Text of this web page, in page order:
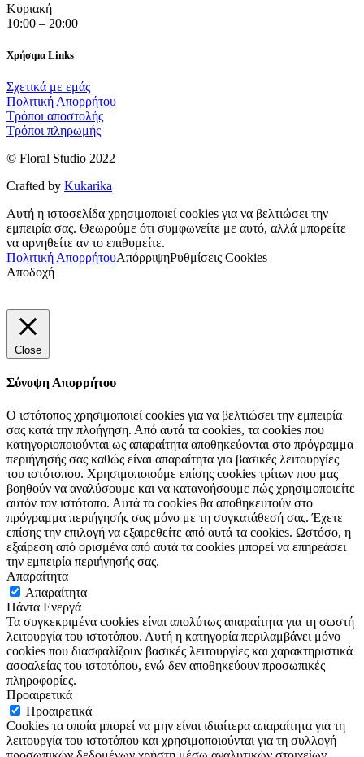
Κυριακή
10:00 – 20:00
Χρήσιμα Links
Σχετικά με εμάς
Πολιτική Απορρήτου
Τρόποι αποστολής
Τρόποι πληρωμής
© Floral Studio 2022
Crafted by Kukarika
Αυτή η ιστοσελίδα χρησιμοποιεί cookies για να βελτιώσει την
εμπειρία σας. Θεωρούμε ότι συμφωνείτε με αυτό, αλλά μπορείτε
να αρνηθείτε αν το επιθυμείτε.
Πολιτική ΑπορρήτουΑπόρριψηΡυθμίσεις Cookies
Αποδοχή
Close
Σύνοψη Απορρήτου
Ο ιστότοπος χρησιμοποιεί cookies για να βελτιώσει την εμπειρία
σας κατά την πλοήγηση. Από αυτά τα cookies, τα cookies που
κατηγοριοποιούνται ως απαραίτητα αποθηκεύονται στο πρόγραμμα
περιήγησής σας καθώς είναι απαραίτητα για βασικές λειτουργίες
του ιστότοπου. Χρησιμοποιούμε επίσης cookies τρίτων που μας
βοηθούν να αναλύσουμε και να κατανοήσουμε πώς χρησιμοποιείτε
αυτόν τον ιστότοπο. Αυτά τα cookies θα αποθηκευτούν στο
πρόγραμμα περιήγησής σας μόνο με τη συγκατάθεσή σας. Έχετε
επίσης την επιλογή να εξαιρεθείτε από αυτά τα cookies. Ωστόσο, η
εξαίρεση από ορισμένα από αυτά τα cookies μπορεί να επηρεάσει
την εμπειρία περιήγησής σας.
Απαραίτητα
Απαραίτητα
Πάντα Ενεργά
Τα συγκεκριμένα cookies είναι απολύτως απαραίτητα για τη σωστή
λειτουργία του ιστοτόπου. Αυτή η κατηγορία περιλαμβάνει μόνο
cookies που διασφαλίζουν βασικές λειτουργίες και χαρακτηριστικά
ασφαλείας του ιστοτόπου, ενώ δεν αποθηκεύουν προσωπικές
πληροφορίες.
Προαιρετικά
Προαιρετικά
Cookies τα οποία μπορεί να μην είναι ιδιαίτερα απαραίτητα για τη
λειτουργία του ιστοτόπου και χρησιμοποιούνται για τη συλλογή